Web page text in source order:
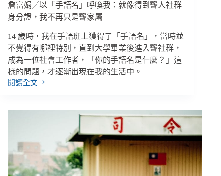
吃
草
詹富娟／以「手語名」呼喚我：就像得到聾人社群
身分證，我不再只是聾家屬
14 歲時，我在手語班上獲得了「手語名」，當時並
不覺得有哪裡特別，直到大學畢業後進入聾社群，
成為一位社會工作者，「你的手語名是什麼？」這
樣的問題，才逐漸出現在我的生活中。
閱讀全文
詹
娟
名」
呼